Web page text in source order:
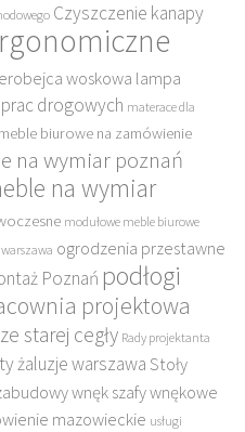
Czyszczenie kanapy
woskowa lampa
drogowych materace dla
meble biurowe na zamówienie
na wymiar poznań
na wymiar
modułowe meble biurowe
ogrodzenia przestawne
Poznań podłogi
projektowa
starej cegły Rady projektanta
żaluzje warszawa Stoły
wnęk szafy wnękowe
mazowieckie usługi